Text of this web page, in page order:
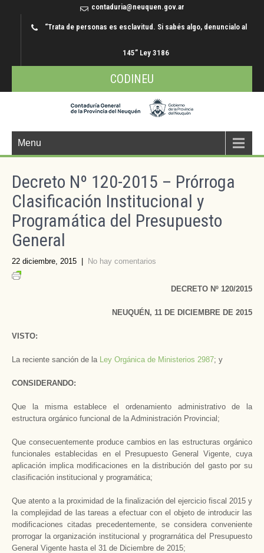
contaduria@neuquen.gov.ar
“Trata de personas es esclavitud. Si sabés algo, denuncialo al
145” Ley 3186
CODINEU
Menu
Decreto Nº 120-2015 – Prórroga
Clasificación Institucional y
Programática del Presupuesto
General
22 diciembre, 2015 No hay comentarios
DECRETO Nº 120/2015
NEUQUÉN, 11 DE DICIEMBRE DE 2015
VISTO:
La reciente sanción de la Ley Orgánica de Ministerios 2987; y
CONSIDERANDO:
Que la misma establece el ordenamiento administrativo de la
estructura orgánico funcional de la Administración Provincial;
Que consecuentemente produce cambios en las estructuras orgánico
funcionales establecidas en el Presupuesto General Vigente, cuya
aplicación implica modificaciones en la distribución del gasto por su
clasificación institucional y programática;
Que atento a la proximidad de la finalización del ejercicio fiscal 2015 y
la complejidad de las tareas a efectuar con el objeto de introducir las
modificaciones citadas precedentemente, se considera conveniente
prorrogar la organización institucional y prograrnática del Presupuesto
General Vigente hasta el 31 de Diciembre de 2015;